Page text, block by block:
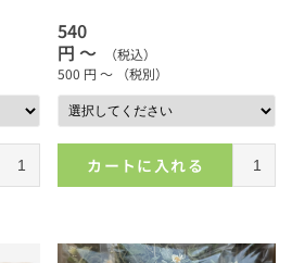
540
円 ～
（税込）
500 円 ～ （税別）
カートに入れる